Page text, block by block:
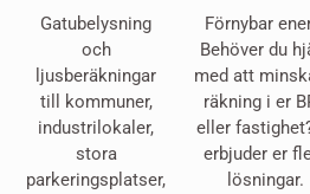
Gatubelysning
och
ljusberäkningar
till kommuner,
industrilokaler,
stora
parkeringsplatser,
Förnybar
Behöver du
med att
räkning i er
eller
erbjuder er
lösningar.